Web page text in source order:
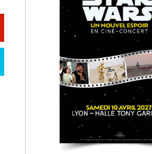
STRANGELOVE -
Depeche Mode
Experience